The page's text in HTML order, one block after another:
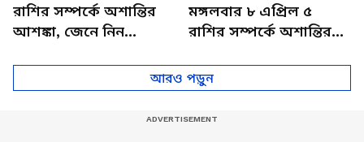
রাশির সম্পর্কে অশান্তির
আশঙ্কা, জেনে নিন
মঙ্গলবার ৮ এপ্রিল ৫
রাশির সম্পর্কে অশান্তির
আজকের রাশিফল
আরও পড়ুন